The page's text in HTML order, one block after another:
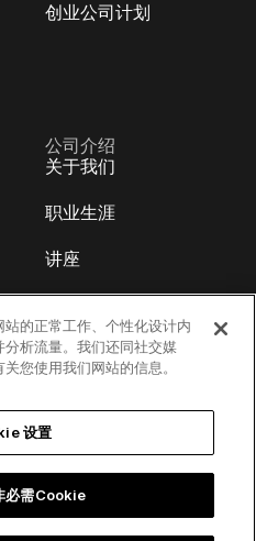
创业公司计划
公司介绍
关于我们
职业生涯
讲座
开发人员博客
的正常工作、个性化设计内
析流量。我们还同社交媒
您使用我们网站的信息。
设置
必需Cookie